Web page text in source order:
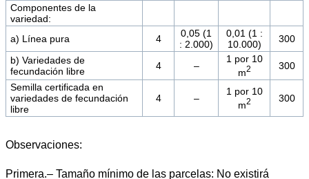
Componentes de la
variedad:
a) Línea pura
4
0,05 (1
: 2.000)
0,01 (1 :
10.000)
300
b) Variedades de
fecundación libre
4 –
1 por 10
m2
300
Semilla certificada en
variedades de fecundación
libre
4 –
1 por 10
m2 300
Observaciones:
Primera.– Tamaño mínimo de las parcelas: No existirá